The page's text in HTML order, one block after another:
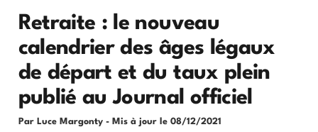
Retraite : le nouveau
calendrier des âges légaux
de départ et du taux plein
publié au Journal officiel
Par Luce Margonty - Mis à jour le 08/12/2021